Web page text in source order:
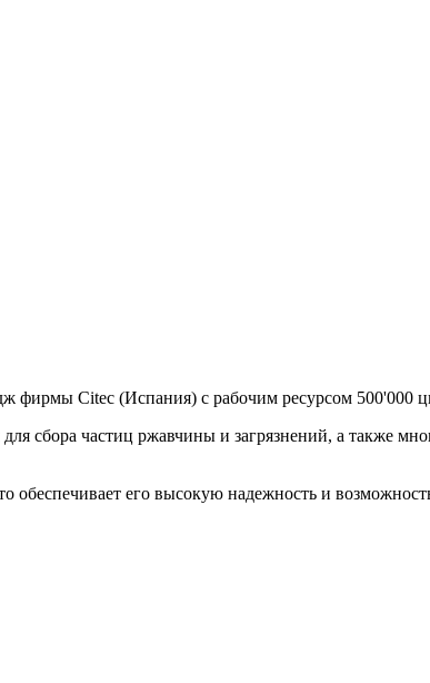
фирмы Citec (Испания) с рабочим ресурсом 500'000
сбора частиц ржавчины и загрязнений, а также
его высокую надежность и